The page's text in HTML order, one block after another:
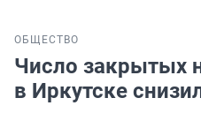
ОБЩЕСТВО
Число закрытых
в Иркутске